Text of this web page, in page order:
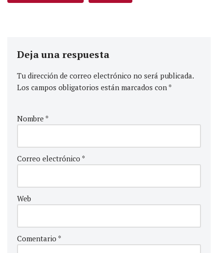
Deja una respuesta
Tu dirección de correo electrónico no será publicada.
Los campos obligatorios están marcados con *
Nombre *
Correo electrónico *
Web
Comentario *